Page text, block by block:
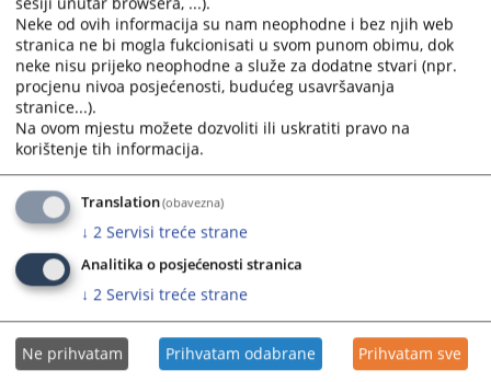
Приказана вијест је на: Српски језик
Вијест доступна још на: Bosanski jezik Hrvatski jezik
89ПРЕГЛЕДА
Neke od ovih informacija su nam neophodne i bez njih web
stranica ne bi mogla fukcionisati u svom punom obimu, dok
neke nisu prijeko neophodne a služe za dodatne stvari (npr.
procjenu nivoa posjećenosti, budućeg usavršavanja
stranice...).
Na ovom mjestu možete dozvoliti ili uskratiti pravo na
korištenje tih informacija.
Translation(obavezna)
↓ 2 Servisi treće strane
Analitika o posjećenosti stranica
↓ 2 Servisi treće strane
Ne prihvatam Prihvatam odabrane Prihvatam sve